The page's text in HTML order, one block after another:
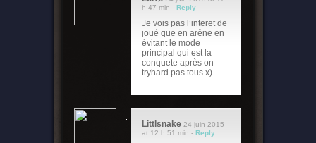
h 47 min - Reply
Je vois pas l’interet de
joué que en arêne en
évitant le mode
principal qui est la
conquete après on
tryhard pas tous x)
Littlsnake 24 juin 2015
at 12 h 51 min - Reply